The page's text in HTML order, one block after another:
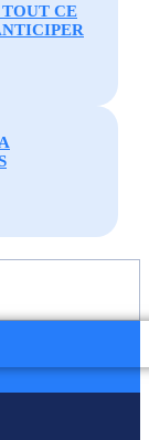
TOUT CE